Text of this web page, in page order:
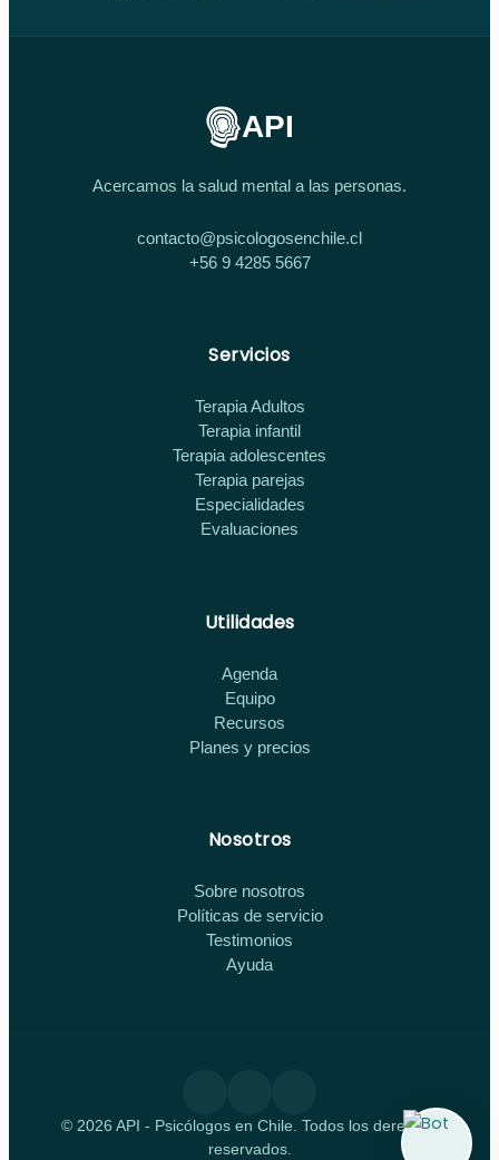
API
Acercamos la salud mental a las personas.
contacto@psicologosenchile.cl
+56 9 4285 5667
Servicios
Terapia Adultos
Terapia infantil
Terapia adolescentes
Terapia parejas
Especialidades
Evaluaciones
Utilidades
Agenda
Equipo
Recursos
Planes y precios
Nosotros
Sobre nosotros
Políticas de servicio
Testimonios
Ayuda
© 2026 API - Psicólogos en Chile. Todos los derechos
reservados.